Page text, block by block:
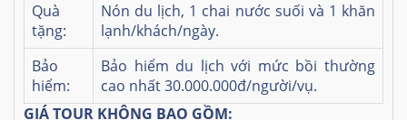
Quà
tặng:
Nón du lịch, 1 chai nước suối và 1 khăn
lạnh/khách/ngày.
Bảo
hiểm:
Bảo hiểm du lịch với mức bồi thường
cao nhất 30.000.000đ/người/vụ.
GIÁ TOUR KHÔNG BAO GỒM: